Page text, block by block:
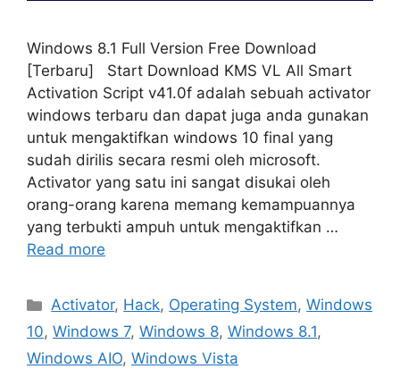
Windows 8.1 Full Version Free Download
[Terbaru] Start Download KMS VL All Smart
Activation Script v41.0f adalah sebuah activator
windows terbaru dan dapat juga anda gunakan
untuk mengaktifkan windows 10 final yang
sudah dirilis secara resmi oleh microsoft.
Activator yang satu ini sangat disukai oleh
orang-orang karena memang kemampuannya
yang terbukti ampuh untuk mengaktifkan …
Read more
Categories
Activator, Hack, Operating System,Windows
10, Windows 7, Windows 8, Windows 8.1,
Windows AIO, Windows Vista